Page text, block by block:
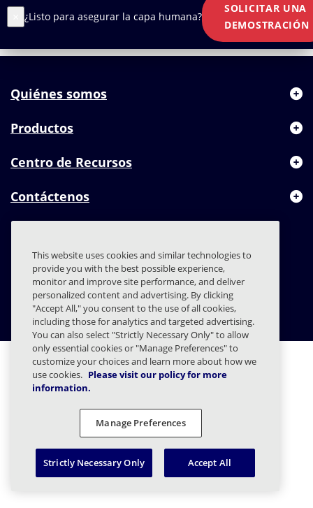
¿Listo para asegurar la capa humana?
SOLICITAR UNA
DEMOSTRACIÓN
Quiénes somos
Productos
Centro de Recursos
Contáctenos
Contratos Declaración de privacidad
Legal
Preferencias de privacidad Divulgación Responsable
© 2003 - 2026 Mimecast Services Limited
This website uses cookies and similar technologies to
provide you with the best possible experience,
monitor and improve site performance, and deliver
personalized content and advertising. By clicking
"Accept All," you consent to the use of all cookies,
including those for analytics and targeted advertising.
You can also select "Strictly Necessary Only" to allow
only essential cookies or "Manage Preferences" to
customize your choices and learn more about how we
use cookies. Please visit our policy for more
information.
Manage Preferences
Strictly Necessary Only Accept All